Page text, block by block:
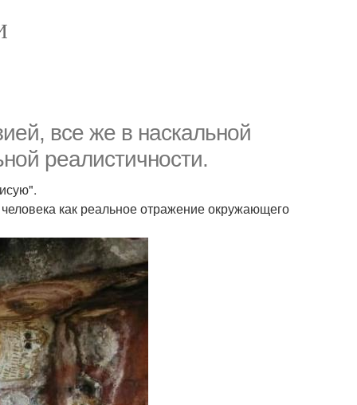
все же в наскальной
реалистичности.
как реальное отражение окружающего